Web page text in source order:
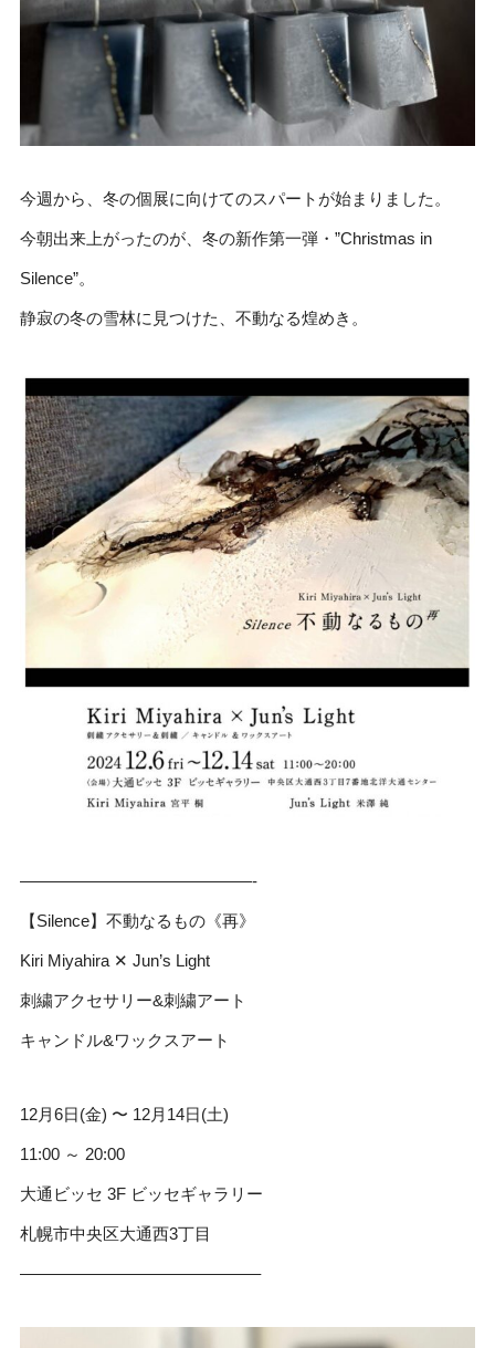
今週から、冬の個展に向けてのスパートが始まりました。
今朝出来上がったのが、冬の新作第一弾・”Christmas in
Silence”。
静寂の冬の雪林に見つけた、不動なる煌めき。
——————————————-
【Silence】不動なるもの《再》
Kiri Miyahira ✕ Jun’s Light
刺繍アクセサリー&刺繍アート
キャンドル&ワックスアート
12月6日(金) 〜 12月14日(土)
11:00 ～ 20:00
大通ビッセ 3F ビッセギャラリー
札幌市中央区大通西3丁目
——————————————–